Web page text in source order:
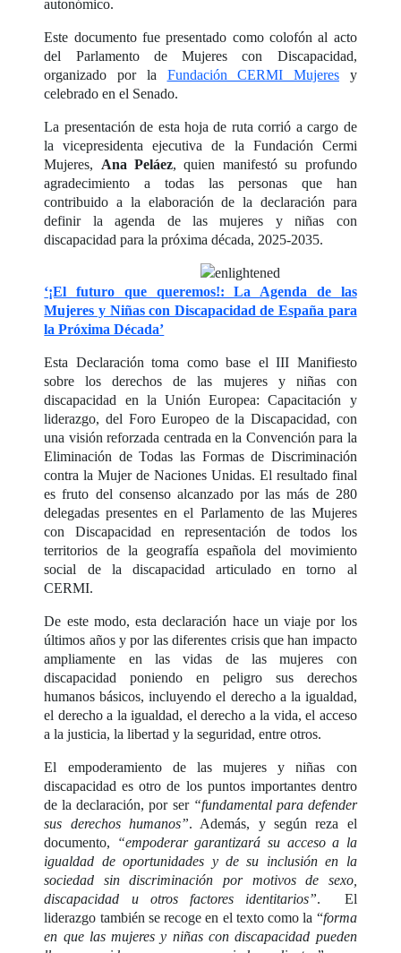
autonómico.
Este documento fue presentado como colofón al acto
del Parlamento de Mujeres con Discapacidad,
organizado por la Fundación CERMI Mujeresy
celebrado en el Senado.
La presentación de esta hoja de ruta corrió a cargo de
la vicepresidenta ejecutiva de la Fundación Cermi
Mujeres, Ana Peláez, quien manifestó su profundo
agradecimiento a todas las personas que han
contribuido a la elaboración de la declaración para
definir la agenda de las mujeres y niñas con
discapacidad para la próxima década, 2025-2035.
‘¡El futuro que queremos!: La Agenda de las
Mujeres y Niñas con Discapacidad de España para
la Próxima Década’
Esta Declaración toma como base el III Manifiesto
sobre los derechos de las mujeres y niñas con
discapacidad en la Unión Europea: Capacitación y
liderazgo, del Foro Europeo de la Discapacidad, con
una visión reforzada centrada en la Convención para la
Eliminación de Todas las Formas de Discriminación
contra la Mujer de Naciones Unidas. El resultado final
es fruto del consenso alcanzado por las más de 280
delegadas presentes en el Parlamento de las Mujeres
con Discapacidad en representación de todos los
territorios de la geografía española del movimiento
social de la discapacidad articulado en torno al
CERMI.
De este modo, esta declaración hace un viaje por los
últimos años y por las diferentes crisis que han impacto
ampliamente en las vidas de las mujeres con
discapacidad poniendo en peligro sus derechos
humanos básicos, incluyendo el derecho a la igualdad,
el derecho a la igualdad, el derecho a la vida, el acceso
a la justicia, la libertad y la seguridad, entre otros.
El empoderamiento de las mujeres y niñas con
discapacidad es otro de los puntos importantes dentro
de la declaración, por ser “fundamental para defender
sus derechos humanos”. Además, y según reza el
documento,
“empoderar garantizará su acceso a la
igualdad de oportunidades y de su inclusión en la
sociedad sin discriminación por motivos de sexo,
discapacidad u otros factores identitarios”. El
liderazgo también se recoge en el texto como la “forma
en que las mujeres y niñas con discapacidad pueden